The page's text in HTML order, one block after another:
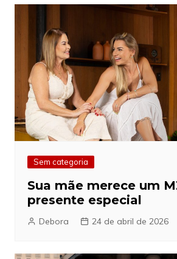
Sem categoria
Sua mãe merece um
presente especial
Debora 24 de abril de 2026